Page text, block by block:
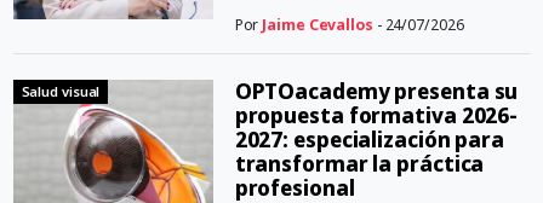
Por Jaime Cevallos - 24/07/2026
Salud visual
OPTOacademy presenta su
propuesta formativa 2026-
2027: especialización para
transformar la práctica
profesional